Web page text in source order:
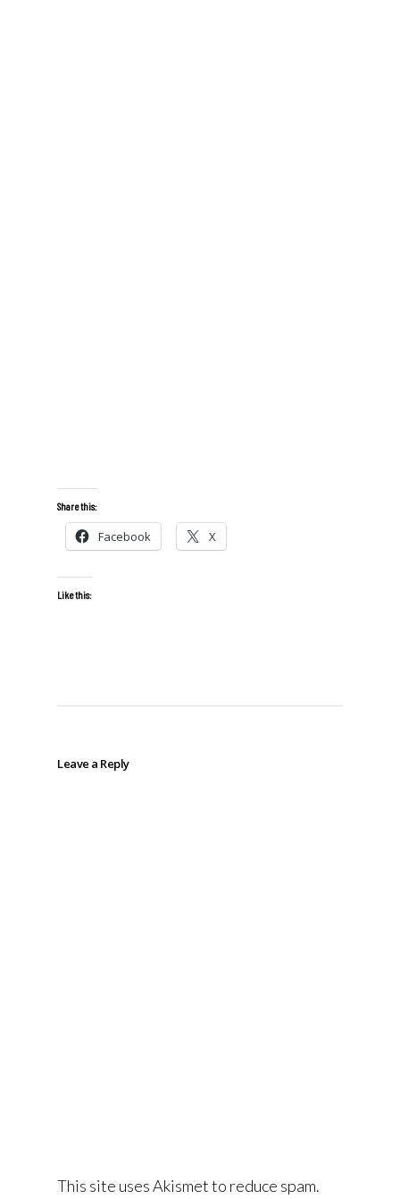
Share this:
Facebook X
Like this:
Leave a Reply
This site uses Akismet to reduce spam.